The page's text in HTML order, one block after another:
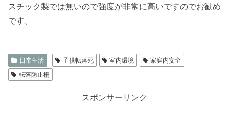
スチック製では無いので強度が非常に高いですのでお勧め
です。
日常生活 子供転落死 室内環境
家庭内安全
転落防止柵
スポンサーリンク